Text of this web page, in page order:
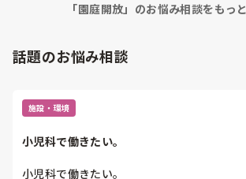
「園庭開放」のお悩み相談をもっ
話題のお悩み相談
施設・環境
小児科で働きたい。
小児科で働きたい。